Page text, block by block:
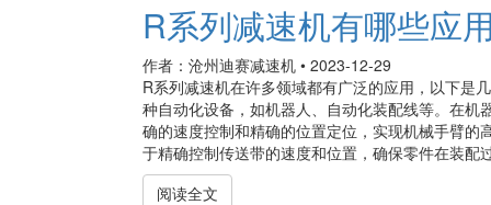
R系列减速机有哪些应
作者：沧州迪赛减速机 • 2023-12-29
R系列减速机在许多领域都有广泛的应用，以下是
种自动化设备，如机器人、自动化装配线等。在
确的速度控制和精确的位置定位，实现机械手臂
于精确控制传送带的速度和位置，确保零件在装
阅读全文